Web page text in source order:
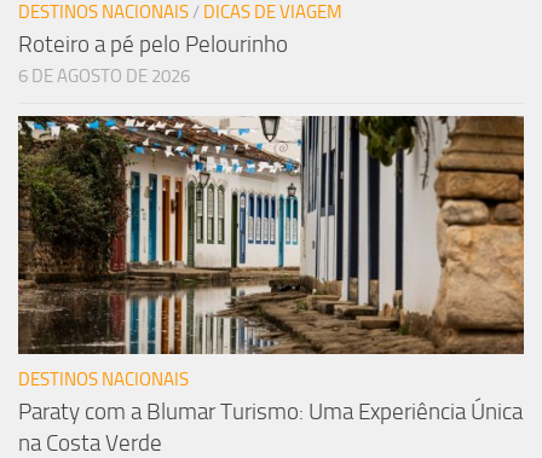
DESTINOS NACIONAIS/ DICAS DE VIAGEM
Roteiro a pé pelo Pelourinho
6 DE AGOSTO DE 2026
DESTINOS NACIONAIS
Paraty com a Blumar Turismo: Uma Experiência Única
na Costa Verde